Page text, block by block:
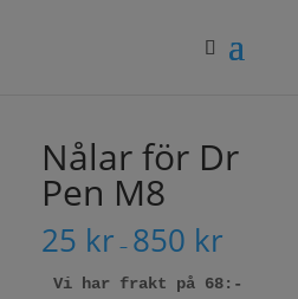
Nålar för Dr
Pen M8
25 kr – 850 kr
Vi har frakt på 68:- vid